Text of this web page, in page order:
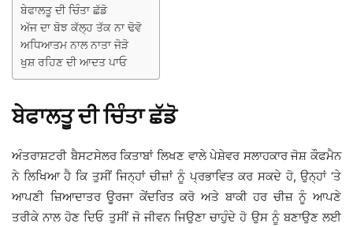
ਬੇਫਾਲਤੂ ਦੀ ਚਿੰਤਾ ਛੱਡੋ
ਅੱਜ ਦਾ ਬੋਝ ਕੱਲ੍ਹ ਤੱਕ ਨਾ ਢੋਵੋ
ਅਧਿਆਤਮ ਨਾਲ ਨਾਤਾ ਜੋੜੋ
ਖੁਸ਼ ਰਹਿਣ ਦੀ ਆਦਤ ਪਾਓ
ਬੇਫਾਲਤੂ ਦੀ ਚਿੰਤਾ ਛੱਡੋ
ਅੰਤਰਾਸ਼ਟਰੀ ਬੈਸਟਸੇਲਰ ਕਿਤਾਬਾਂ ਲਿਖਣ ਵਾਲੇ ਪੇਸ਼ੇਵਰ ਸਲਾਹਕਾਰ ਜੋਸ਼ ਕੌਫਮੈਨ
ਨੇ ਲਿਖਿਆ ਹੈ ਕਿ ਤੁਸੀਂ ਜਿਨ੍ਹਾਂ ਚੀਜ਼ਾਂ ਨੂੰ ਪ੍ਰਭਾਵਿਤ ਕਰ ਸਕਦੇ ਹੋ, ਉਨ੍ਹਾਂ ‘ਤੇ
ਆਪਣੀ ਜ਼ਿਆਦਾਤਰ ਊਰਜਾ ਕੇਂਦਰਿਤ ਕਰੋ ਅਤੇ ਬਾਕੀ ਹਰ ਚੀਜ਼ ਨੂੰ ਆਪਣੇ
ਤਰੀਕੇ ਨਾਲ ਹੋਣ ਦਿਓ ਤੁਸੀਂ ਜੋ ਜੀਵਨ ਜਿਉਣਾ ਚਾਹੁੰਦੇ ਹੋ ਉਸ ਨੂੰ ਬਣਾਉਣ ਲਈ